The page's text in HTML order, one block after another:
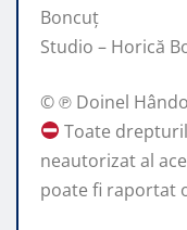
Boncuț
Studio – Horică
© ℗ Doinel
Toate
neautorizat al
poate fi raportat